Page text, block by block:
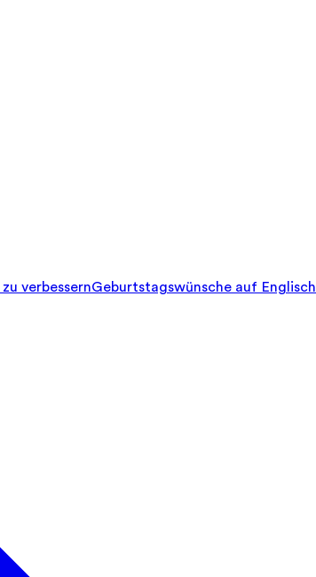
verbessernGeburtstagswünsche auf Englisch